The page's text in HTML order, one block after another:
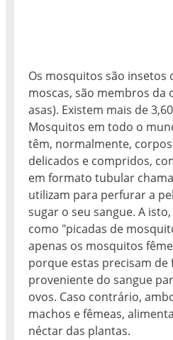
Os mosquitos são insetos
moscas, são membros da
asas). Existem mais de
Mosquitos em todo o
têm, normalmente,
delicados e compridos,
em formato tubular
utilizam para perfurar a
sugar o seu sangue. A
como "picadas de
apenas os mosquitos
porque estas precisam
proveniente do sangue
ovos. Caso contrário,
machos e fêmeas,
néctar das plantas.